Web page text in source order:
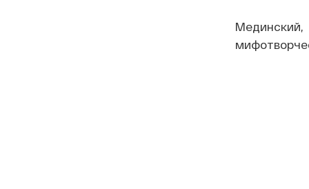
Мединский,